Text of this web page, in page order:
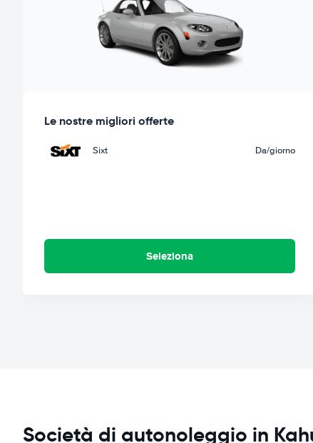
Le nostre migliori offerte
Sixt Da/giorno
Seleziona
Società di autonoleggio in